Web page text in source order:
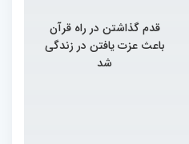
قدم گذاشتن در راه قرآن
باعث عزت یافتن در زندگی
شد